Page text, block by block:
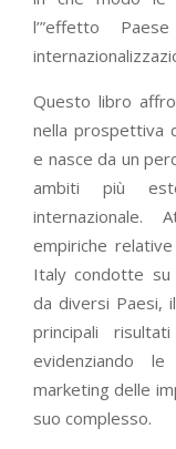
l’”effetto
Questo libro
nella prospettiva
e nasce da un
ambiti più
internazionale.
empiriche relative
Italy condotte su
da diversi Paesi,
principali
evidenziando
marketing delle
suo complesso.